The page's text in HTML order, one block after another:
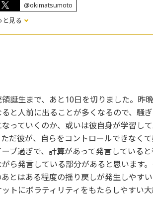
@okimatsumoto
と見る
領誕生まで、あと10日を切りました。昨
と人前に出ることが多くなるので、騒
っていくのか、或いは彼自身が学習し
だ彼が、自らをコントロールできなく
ブ過ぎで、計算があって発言している
ら発言している部分があると思います
あとはある程度の揺り戻しが発生しやす
トにボラティリティをもたらしやすい